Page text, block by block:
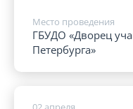
Место проведения
ГБУДО «Дворец
Петербурга»